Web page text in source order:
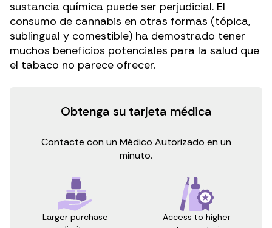
sustancia química puede ser perjudicial. El
consumo de cannabis en otras formas (tópica,
sublingual y comestible) ha demostrado tener
muchos beneficios potenciales para la salud que
el tabaco no parece ofrecer.
Obtenga su tarjeta médica
Contacte con un Médico Autorizado en un
minuto.
Larger purchase
Access to higher